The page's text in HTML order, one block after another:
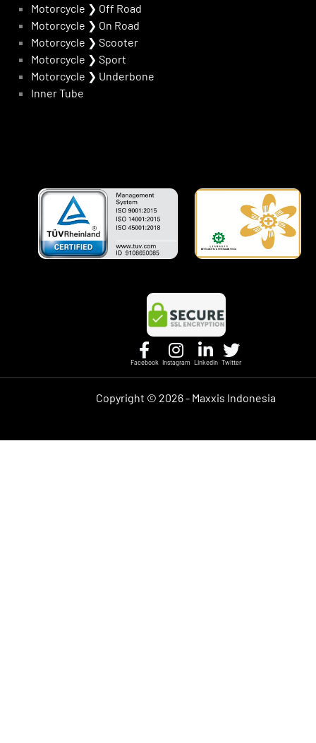
Motorcycle ❯ Off Road
Motorcycle ❯ On Road
Motorcycle ❯ Scooter
Motorcycle ❯ Sport
Motorcycle ❯ Underbone
Inner Tube
Facebook Instagram Linkedin Twitter
Copyright © 2026 - Maxxis Indonesia